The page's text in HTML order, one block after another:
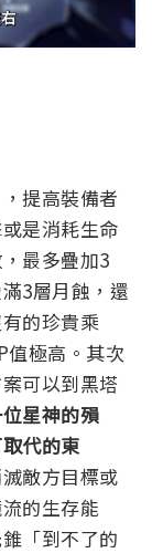
，提高裝備者
是消耗生命
最多疊加3
滿3層月蝕，還
的珍貴乘
極高。 其次
可以到黑塔
星神的殞
代的東
敵方目標或
的生存能
「到不了的